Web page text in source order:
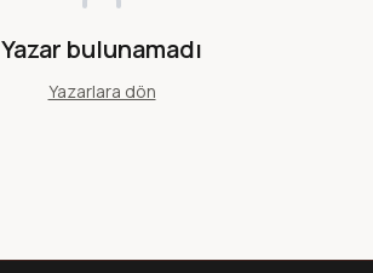
Yazar bulunamadı
Yazarlara dön